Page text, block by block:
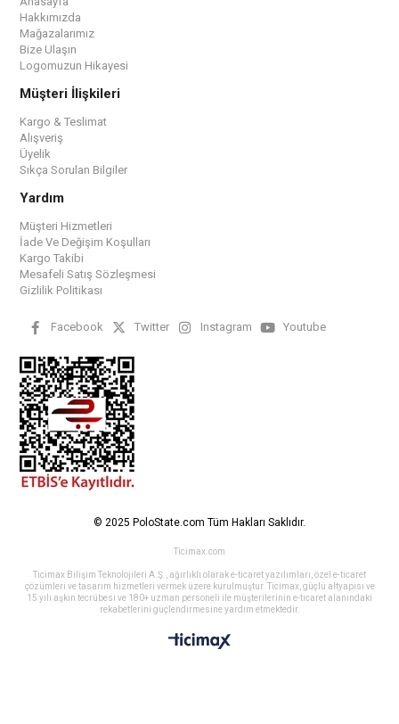
Hakkımızda
Mağazalarımız
Bize Ulaşın
Logomuzun Hikayesi
Müşteri İlişkileri
Kargo & Teslimat
Alışveriş
Üyelik
Sıkça Sorulan Bilgiler
Yardım
Müşteri Hizmetleri
İade Ve Değişim Koşulları
Kargo Takibi
Mesafeli Satış Sözleşmesi
Gizlilik Politikası
Facebook Twitter Instagram Youtube
© 2025 PoloState.com Tüm Hakları Saklıdır.
Ticimax.com
Ticimax Bilişim Teknolojileri A.Ş., ağırlıklı olarak e-ticaret yazılımları, özel e-ticaret
çözümleri ve tasarım hizmetleri vermek üzere kurulmuştur. Ticimax, güçlü altyapısı ve
15 yılı aşkın tecrübesi ve 180+ uzman personeli ile müşterilerinin e-ticaret alanındaki
rekabetlerini güçlendirmesine yardım etmektedir.